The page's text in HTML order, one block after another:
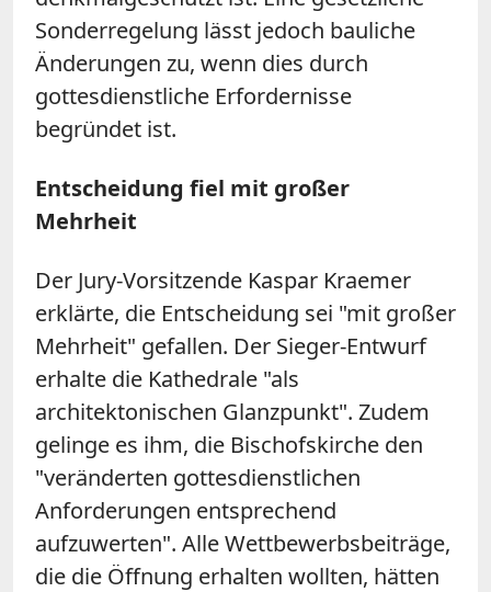
Sonderregelung lässt jedoch bauliche
Änderungen zu, wenn dies durch
gottesdienstliche Erfordernisse
begründet ist.
Entscheidung fiel mit großer
Mehrheit
Der Jury-Vorsitzende Kaspar Kraemer
erklärte, die Entscheidung sei "mit großer
Mehrheit" gefallen. Der Sieger-Entwurf
erhalte die Kathedrale "als
architektonischen Glanzpunkt". Zudem
gelinge es ihm, die Bischofskirche den
"veränderten gottesdienstlichen
Anforderungen entsprechend
aufzuwerten". Alle Wettbewerbsbeiträge,
die die Öffnung erhalten wollten, hätten